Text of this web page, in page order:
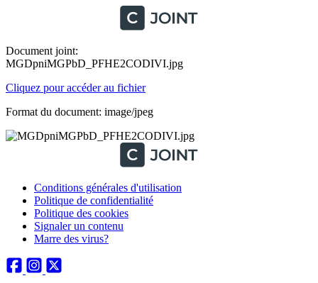
Document joint:
MGDpniMGPbD_PFHE2CODIVI.jpg
Cliquez pour accéder au fichier
Format du document: image/jpeg
Conditions générales d'utilisation
Politique de confidentialité
Politique des cookies
Signaler un contenu
Marre des virus?